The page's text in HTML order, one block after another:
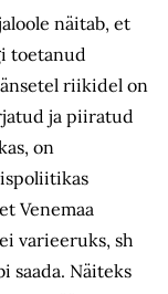
näitab, et
toetanud
riikidel on
ja piiratud
on
Venemaa
varieeruks, sh
saada. Näiteks